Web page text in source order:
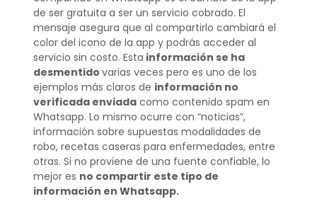
de ser gratuita a ser un servicio cobrado. El
mensaje asegura que al compartirlo cambiará el
color del icono de la app y podrás acceder al
servicio sin costo. Esta información se ha
desmentido varias veces pero es uno de los
ejemplos más claros de información no
verificada enviadacomo contenido spam en
Whatsapp. Lo mismo ocurre con “noticias”,
información sobre supuestas modalidades de
robo, recetas caseras para enfermedades, entre
otras. Si no proviene de una fuente confiable, lo
mejor es no compartir este tipo de
información en Whatsapp.